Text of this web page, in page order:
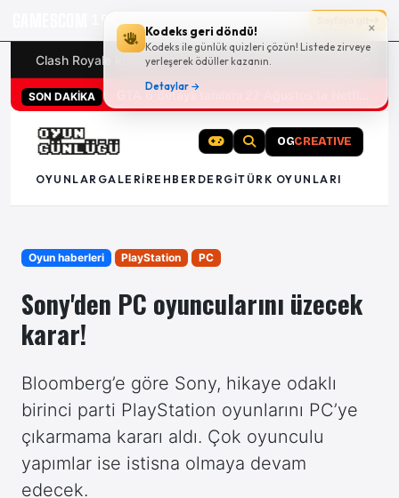
×
Kodeks geri döndü!
Kodeks ile günlük quizleri çözün! Listede zirveye
yerleşerek ödüller kazanın.
Detaylar →
19g 12:34:48
Clash Royale kodları Türk oyunları (PC ve konsollar) -
SON DAKİKA
OGCREATIVE
OYUNLAR GALERI REHBER DERGITÜRK OYUNLARI
Oyun haberleri PlayStation PC
Sony'den PC oyuncularını üzecek
karar!
Bloomberg’e göre Sony, hikaye odaklı
birinci parti PlayStation oyunlarını PC’ye
çıkarmama kararı aldı. Çok oyunculu
yapımlar ise istisna olmaya devam
edecek.